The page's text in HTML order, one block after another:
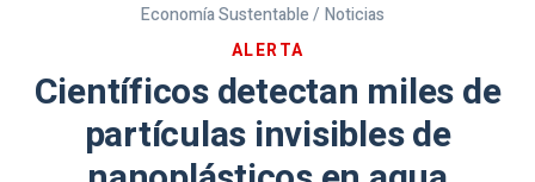
Economía Sustentable / Noticias
ALERTA
Científicos detectan miles de
partículas invisibles de